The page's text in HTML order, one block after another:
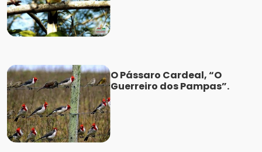
O Pássaro Cardeal, “O
Guerreiro dos Pampas”.